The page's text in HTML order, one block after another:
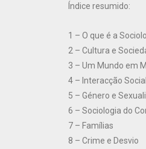
Índice resumido:
1 – O que é a
2 – Cultura e
3 – Um Mundo em
4 – Interacção
5 – Género e
6 – Sociologia do
7 – Famílias
8 – Crime e Desvio